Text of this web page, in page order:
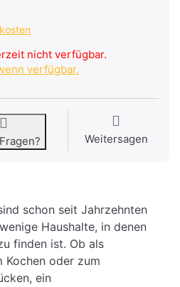
nicht verfügbar.
verfügbar.
Fragen? Weitersagen
schon seit Jahrzehnten
Haushalte, in denen
finden ist. Ob als
Kochen oder zum
ein